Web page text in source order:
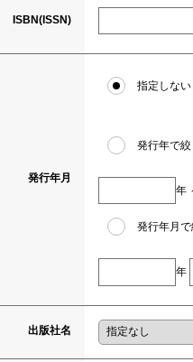
ISBN(ISSN)
発行年月
指定しない
発行年で
年
発行年月
年
出版社名